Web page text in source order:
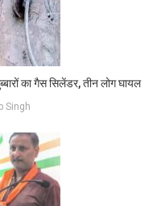
का गैस सिलेंडर, तीन लोग घायल
Singh